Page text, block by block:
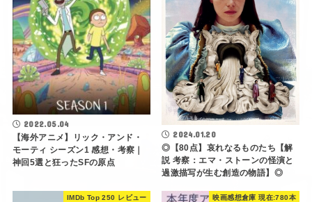
2022.05.04
【海外アニメ】リック・アンド・
モーティ シーズン1 感想・考察｜
神回5選と狂ったSFの原点
2024.01.20
◎【80点】哀れなるものたち【解
説 考察：エマ・ストーンの怪演と
過激描写が生む創造の物語】◎
IMDb Top 250 レビュー 映画感想倉庫 現在:780本